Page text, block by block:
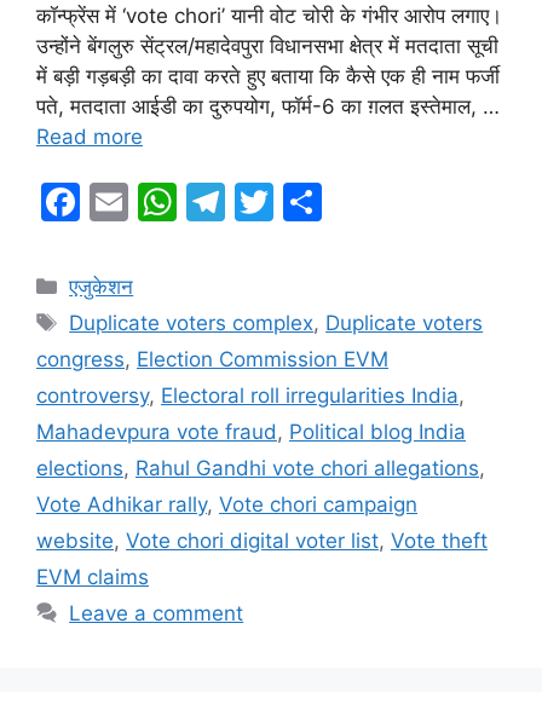
कॉन्फ्रेंस में ‘vote chori’ यानी वोट चोरी के गंभीर आरोप लगाए।
उन्होंने बेंगलुरु सेंट्रल/महादेवपुरा विधानसभा क्षेत्र में मतदाता सूची
में बड़ी गड़बड़ी का दावा करते हुए बताया कि कैसे एक ही नाम फर्जी
पते, मतदाता आईडी का दुरुपयोग, फॉर्म-6 का ग़लत इस्तेमाल, …
Read more
F
c
e
b
o
o
k
E
ai
l
W
s
A
p
p
T
gr
a
m
T
er e
Categories
एजुकेशन
Tags
Duplicate voters complex, Duplicate voters
congress, Election Commission EVM
controversy, Electoral roll irregularities India,
Mahadevpura vote fraud, Political blog India
elections, Rahul Gandhi vote chori allegations,
Vote Adhikar rally, Vote chori campaign
website, Vote chori digital voter list, Vote theft
EVM claims
Leave a comment